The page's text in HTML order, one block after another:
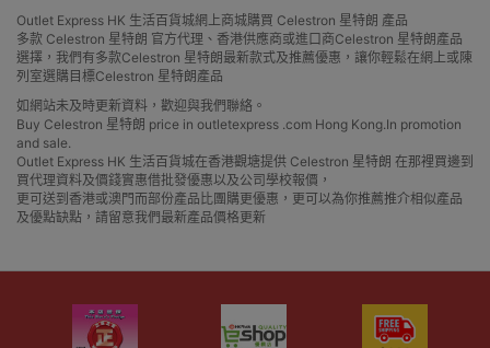
Outlet Express HK 生活百貨城網上商城購買 Celestron 星特朗 產品
多款 Celestron 星特朗 官方代理、香港供應商或進口商Celestron 星特朗產品
選擇，我們有多款Celestron 星特朗最新款式及推薦優惠，讓你輕鬆在網上或陳
列室選購目標Celestron 星特朗產品
如網站未及時更新資料，歡迎與我們聯絡。
Buy Celestron 星特朗 price in outletexpress .com Hong Kong.In promotion
and sale.
Outlet Express HK 生活百貨城在香港觀塘提供 Celestron 星特朗 在那裡買邊到
買代理資料及價錢實惠借批發優惠以及公司學校報價，
更可送到香港或澳門而部份產品比團購更優惠，更可以為你推薦推介相似產品
及優點缺點，請留意我們最新產品價格更新